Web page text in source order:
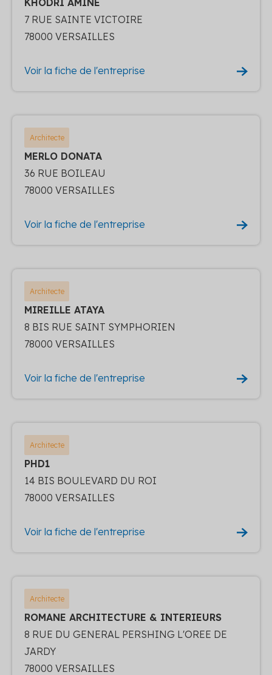
7 RUE SAINTE VICTOIRE
78000 VERSAILLES
Voir la fiche de l'entreprise
Architecte
MERLO DONATA
36 RUE BOILEAU
78000 VERSAILLES
Voir la fiche de l'entreprise
Architecte
MIREILLE ATAYA
8 BIS RUE SAINT SYMPHORIEN
78000 VERSAILLES
Voir la fiche de l'entreprise
Architecte
PHD1
14 BIS BOULEVARD DU ROI
78000 VERSAILLES
Voir la fiche de l'entreprise
Architecte
ROMANE ARCHITECTURE & INTERIEURS
8 RUE DU GENERAL PERSHING L'OREE DE
JARDY
78000 VERSAILLES